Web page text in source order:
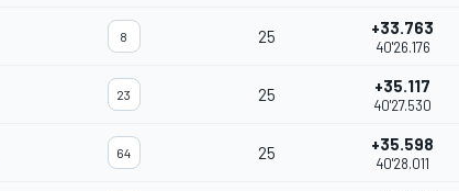
8 25 +33.763
40'26.176
23 25 +35.117
40'27.530
64 25 +35.598
40'28.011